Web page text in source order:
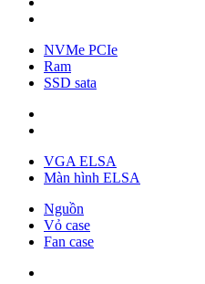
NVMe PCIe
Ram
SSD sata
VGA ELSA
Màn hình ELSA
Nguồn
Vỏ case
Fan case